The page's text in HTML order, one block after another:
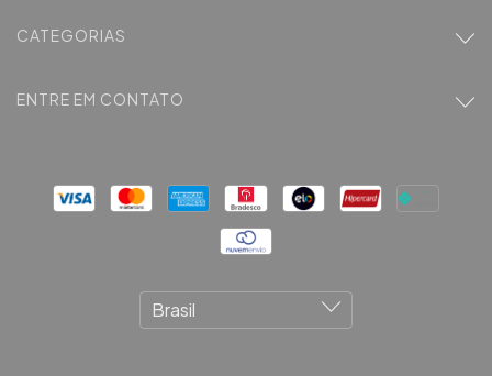
CATEGORIAS
ENTRE EM CONTATO